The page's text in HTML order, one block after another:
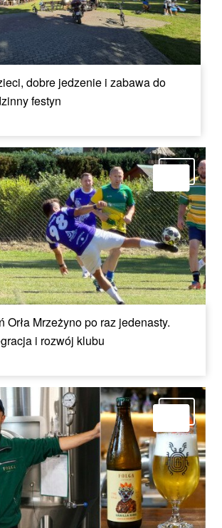
dobre jedzenie i zabawa do
festyn
Orła Mrzeżyno po raz jedenasty.
i rozwój klubu